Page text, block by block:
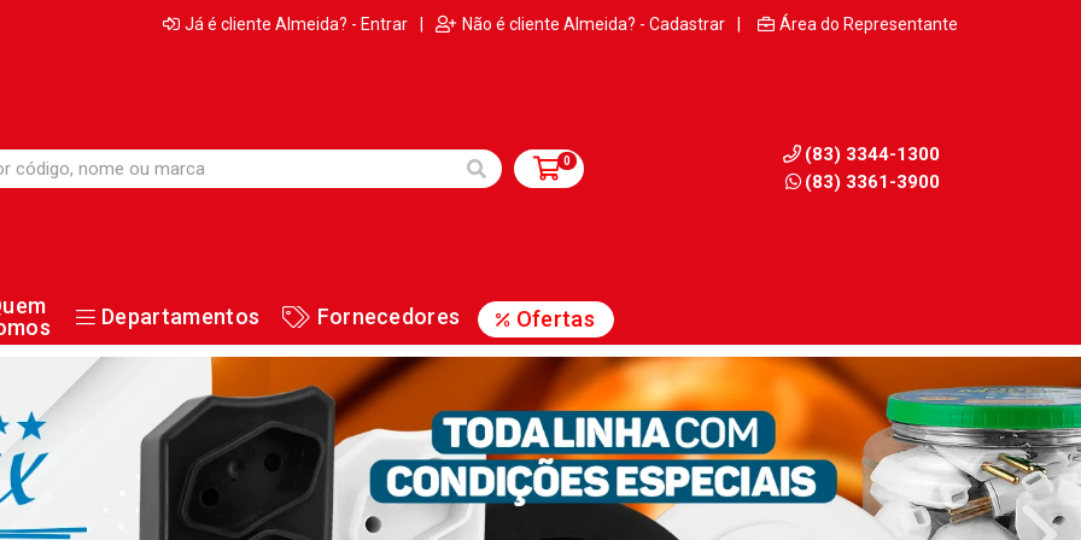
Já é cliente Almeida? - Entrar | Não é cliente Almeida? - Cadastrar | Área do Representante
0
(83) 3344-1300
(83) 3361-3900
Departamentos Fornecedores Ofertas